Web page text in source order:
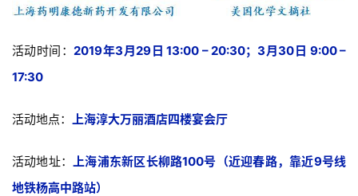
活动时间： 2019年3月29日 13:00 – 20:30；3月30日 9:00 –
17:30
活动地点： 上海淳大万丽酒店四楼宴会厅
活动地址：
上海浦东新区长柳路100号（近迎春路，靠近9号线
地铁杨高中路站）